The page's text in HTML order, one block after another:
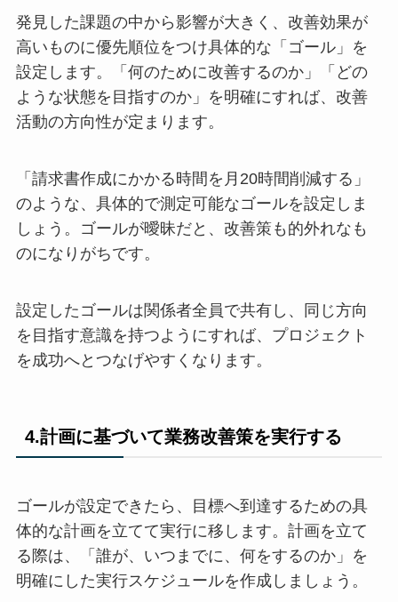
発見した課題の中から影響が大きく、改善効果が
高いものに優先順位をつけ具体的な「ゴール」を
設定します。「何のために改善するのか」「どの
ような状態を目指すのか」を明確にすれば、改善
活動の方向性が定まります。
「請求書作成にかかる時間を月20時間削減する」
のような、具体的で測定可能なゴールを設定しま
しょう。ゴールが曖昧だと、改善策も的外れなも
のになりがちです。
設定したゴールは関係者全員で共有し、同じ方向
を目指す意識を持つようにすれば、プロジェクト
を成功へとつなげやすくなります。
4.計画に基づいて業務改善策を実行する
ゴールが設定できたら、目標へ到達するための具
体的な計画を立てて実行に移します。計画を立て
る際は、「誰が、いつまでに、何をするのか」を
明確にした実行スケジュールを作成しましょう。